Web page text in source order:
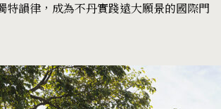
特韻律，成為不丹實踐遠大願景的國際門